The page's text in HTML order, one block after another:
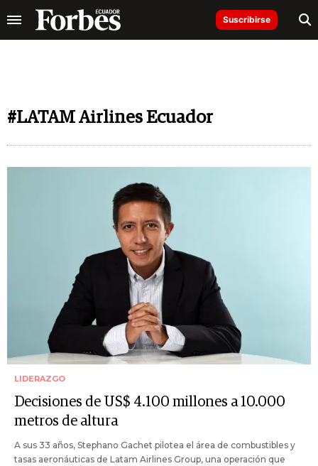
Suscribirse
#LATAM Airlines Ecuador
LIDERAZGO
Decisiones de US$ 4.100 millones a 10.000
metros de altura
A sus 33 años, Stephano Gachet pilotea el área de combustibles y
tasas aeronáuticas de Latam Airlines Group, una operación que